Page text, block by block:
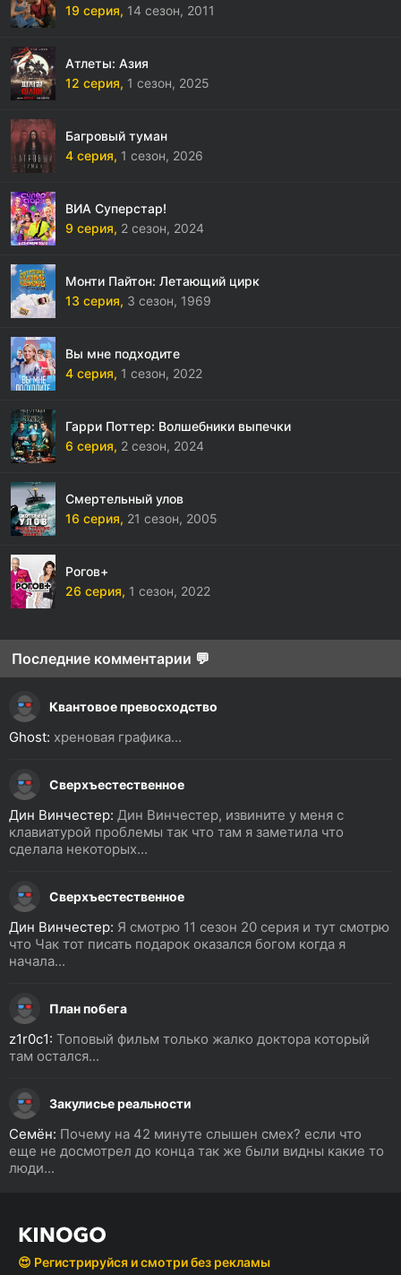
19 серия, 14 сезон, 2011
Атлеты: Азия
12 серия, 1 сезон, 2025
Багровый туман
4 серия, 1 сезон, 2026
ВИА Суперстар!
9 серия, 2 сезон, 2024
Монти Пайтон: Летающий цирк
13 серия, 3 сезон, 1969
Вы мне подходите
4 серия, 1 сезон, 2022
Гарри Поттер: Волшебники выпечки
6 серия, 2 сезон, 2024
Смертельный улов
16 серия, 21 сезон, 2005
Рогов+
26 серия, 1 сезон, 2022
Последние комментарии 💬
Квантовое превосходство
Ghost: хреновая графика...
Сверхъестественное
Дин Винчестер: Дин Винчестер, извините у меня с
клавиатурой проблемы так что там я заметила что
сделала некоторых...
Сверхъестественное
Дин Винчестер: Я смотрю 11 сезон 20 серия и тут смотрю
что Чак тот писать подарок оказался богом когда я
начала...
План побега
z1r0c1: Топовый фильм только жалко доктора который
там остался...
Закулисье реальности
Семён: Почему на 42 минуте слышен смех? если что
еще не досмотрел до конца так же были видны какие то
люди...
😍 Регистрируйся и смотри без рекламы